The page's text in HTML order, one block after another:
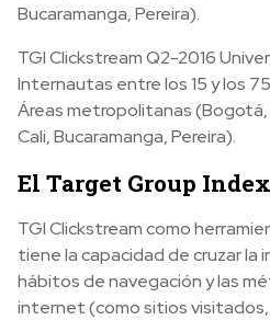
Bucaramanga, Pereira).
TGI Clickstream Q2-2016
Internautas entre los 15 y los
Áreas metropolitanas (Bogotá,
Cali, Bucaramanga, Pereira).
El Target Group
TGI Clickstream como
tiene la capacidad de cruzar la
hábitos de navegación y las
internet (como sitios